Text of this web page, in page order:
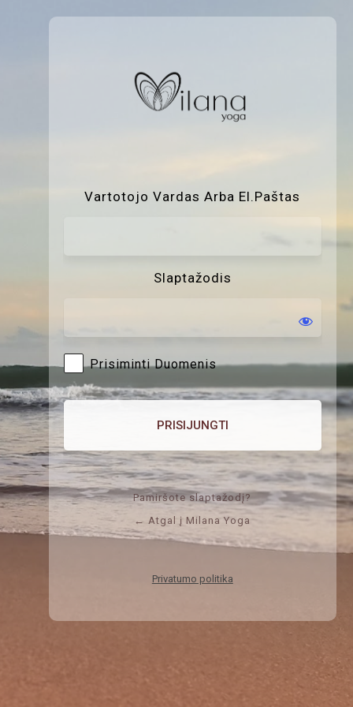
Vartotojo Vardas Arba El.paštas
Slaptažodis
Prisiminti Duomenis
Pamiršote slaptažodį?
← Atgal į Milana Yoga
Privatumo politika